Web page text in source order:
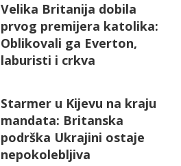
Velika Britanija dobila
prvog premijera katolika:
Oblikovali ga Everton,
laburisti i crkva
Starmer u Kijevu na kraju
mandata: Britanska
podrška Ukrajini ostaje
nepokolebljiva